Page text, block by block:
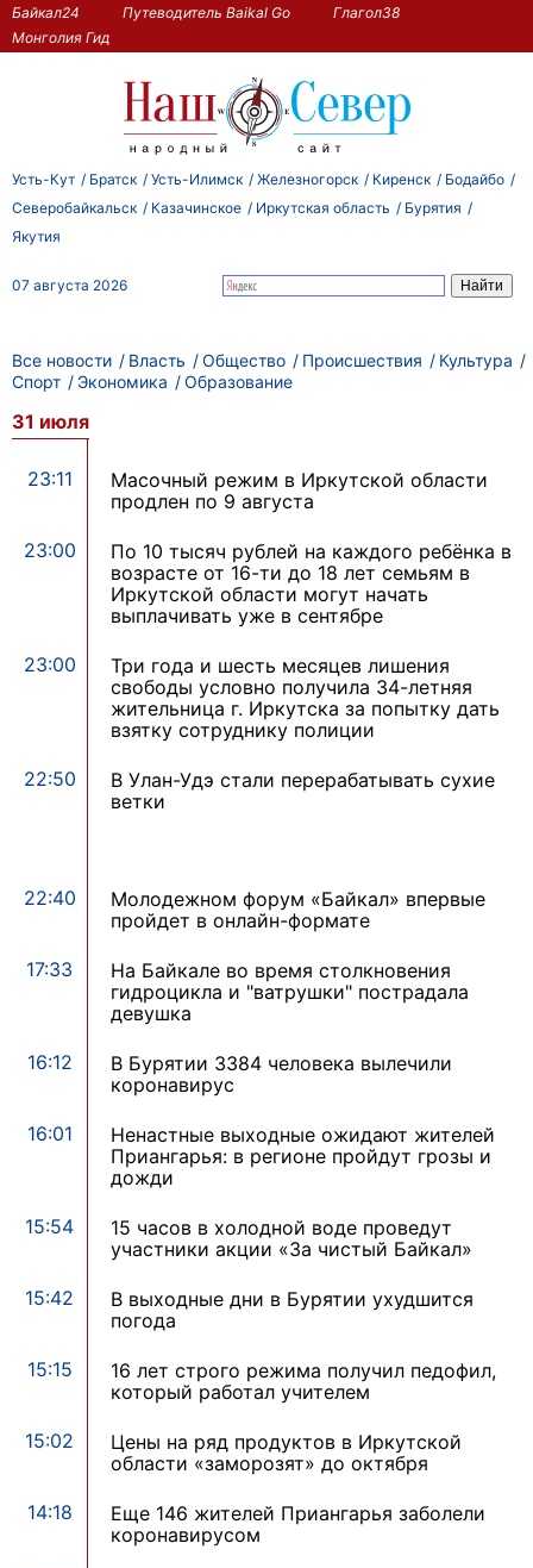
Байкал24 Путеводитель Baikal Go
Глагол38
Монголия Гид
Усть-Кут Братск Усть-Илимск Железногорск Киренск
Бодайбо
Северобайкальск
Казачинское Иркутская область
Бурятия
Якутия
07 августа 2026
Все новости Власть Общество Происшествия
Культура
Спорт
Экономика Образование
31 июля
23:11
Масочный режим в Иркутской области
продлен по 9 августа
23:00
По 10 тысяч рублей на каждого ребёнка в
возрасте от 16-ти до 18 лет семьям в
Иркутской области могут начать
выплачивать уже в сентябре
23:00
Три года и шесть месяцев лишения
свободы условно получила 34-летняя
жительница г. Иркутска за попытку дать
взятку сотруднику полиции
22:50
В Улан-Удэ стали перерабатывать сухие
ветки
22:40
Молодежном форум «Байкал» впервые
пройдет в онлайн-формате
17:33
На Байкале во время столкновения
гидроцикла и "ватрушки" пострадала
девушка
16:12
В Бурятии 3384 человека вылечили
коронавирус
16:01
Ненастные выходные ожидают жителей
Приангарья: в регионе пройдут грозы и
дожди
15:54
15 часов в холодной воде проведут
участники акции «За чистый Байкал»
15:42
В выходные дни в Бурятии ухудшится
погода
15:15
16 лет строго режима получил педофил,
который работал учителем
15:02
Цены на ряд продуктов в Иркутской
области «заморозят» до октября
14:18
Еще 146 жителей Приангарья заболели
коронавирусом